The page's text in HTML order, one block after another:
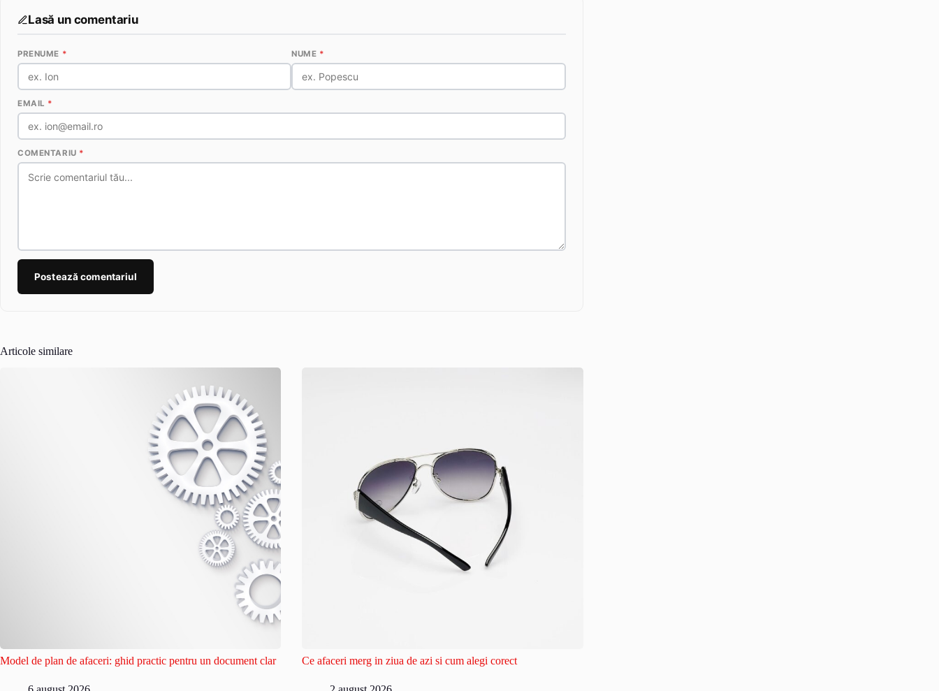
Lasă un comentariu
PRENUME * NUME *
EMAIL *
COMENTARIU *
Postează comentariul
Articole similare
Model de plan de afaceri: ghid practic pentru un document clar Ce afaceri merg in ziua de azi si cum alegi corect